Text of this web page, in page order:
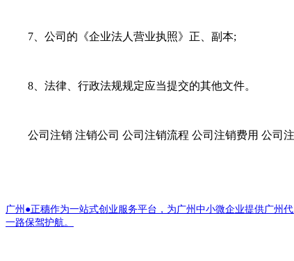
7、公司的《企业法人营业执照》正、副本;
8、法律、行政法规规定应当提交的其他文件。
公司注销 注销公司 公司注销流程 公司注销费用 公司
广州●正穗作为一站式创业服务平台，为广州中小微企业提供广州
一路保驾护航。